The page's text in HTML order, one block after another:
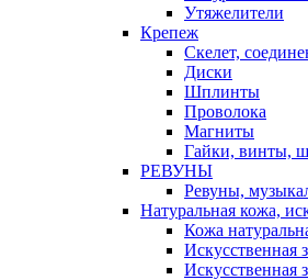
Утяжелители
Крепеж
Скелет,
Диски
Шплинты
Проволока
Магниты
Гайки, винты,
РЕВУНЫ
Ревуны,
Натуральная кожа,
Кожа
Искусственная
Искусственная